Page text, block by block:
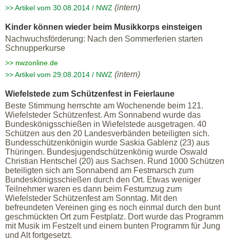
>> Artikel vom 30.08.2014 / NWZ (intern)
Kinder können wieder beim Musikkorps einsteigen
Nachwuchsförderung: Nach den Sommerferien starten
Schnupperkurse
>> nwzonline.de
>> Artikel vom 29.08.2014 / NWZ (intern)
Wiefelstede zum Schützenfest in Feierlaune
Beste Stimmung herrschte am Wochenende beim 121.
Wiefelsteder Schützenfest. Am Sonnabend wurde das
Bundeskönigsschießen in Wiefelstede ausgetragen. 40
Schützen aus den 20 Landesverbänden beteiligten sich.
Bundesschützenkönigin wurde Saskia Gablenz (23) aus
Thüringen. Bundesjugendschützenkönig wurde Oswald
Christian Hentschel (20) aus Sachsen. Rund 1000 Schützen
beteiligten sich am Sonnabend am Festmarsch zum
Bundeskönigsschießen durch den Ort. Etwas weniger
Teilnehmer waren es dann beim Festumzug zum
Wiefelsteder Schützenfest am Sonntag. Mit den
befreundeten Vereinen ging es noch einmal durch den bunt
geschmückten Ort zum Festplatz. Dort wurde das Programm
mit Musik im Festzelt und einem bunten Programm für Jung
und Alt fortgesetzt.